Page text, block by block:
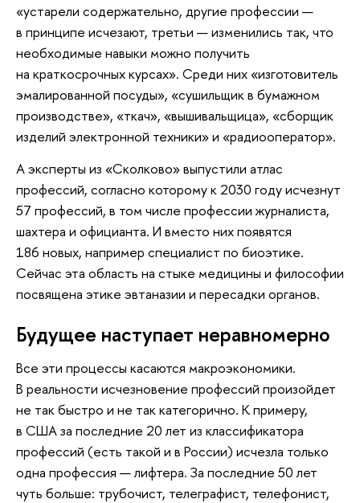
«устарели содержательно, другие профессии —
в принципе исчезают, третьи — изменились так, что
необходимые навыки можно получить
на краткосрочных курсах». Среди них «изготовитель
эмалированной посуды», «сушильщик в бумажном
производстве», «ткач», «вышивальщица», «сборщик
изделий электронной техники» и «радиооператор».
А эксперты из «Сколково» выпустили атлас
профессий, согласно которому к 2030 году исчезнут
57 профессий, в том числе профессии журналиста,
шахтера и официанта. И вместо них появятся
186 новых, например специалист по биоэтике.
Сейчас эта область на стыке медицины и философии
посвящена этике эвтаназии и пересадки органов.
Будущее наступает неравномерно
Все эти процессы касаются макроэкономики.
В реальности исчезновение профессий произойдет
не так быстро и не так категорично. К примеру,
в США за последние 20 лет из классификатора
профессий (есть такой и в России) исчезла только
одна профессия — лифтера. За последние 50 лет
чуть больше: трубочист, телеграфист, телефонист,